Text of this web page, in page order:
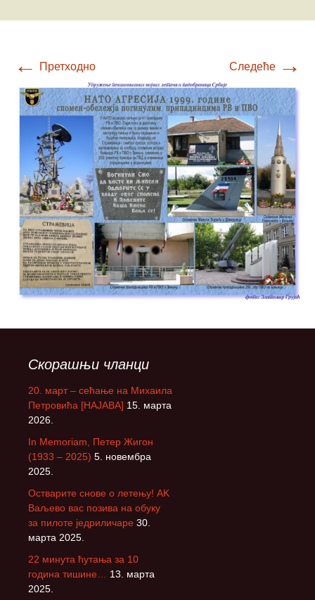
← Претходно Следеће →
Скорашњи чланци
20. март – сећање на Михаила
Петровића [НАЈАВА] 15. марта
2026.
In Memoriam, Петер Жигон
(1933 – 2025) 5. новембра
2025.
Остварите снове о летењу! АK
Ваљево вас позива на обуку
за пилоте једриличаре 30.
марта 2025.
22 минута ћутања за 10
година тишине…
13. марта
2025.